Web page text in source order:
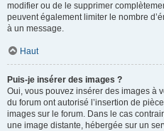
modifier ou de le supprimer
peuvent également limiter le nombre
à un message.
Haut
Puis-je insérer des images ?
Oui, vous pouvez insérer des images à
du forum ont autorisé l’insertion de
images sur le forum. Dans le cas
une image distante, hébergée sur un